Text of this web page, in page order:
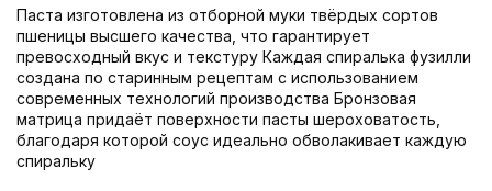
Паста изготовлена из отборной муки твёрдых сортов
пшеницы высшего качества, что гарантирует
превосходный вкус и текстуру Каждая спиралька фузилли
создана по старинным рецептам с использованием
современных технологий производства Бронзовая
матрица придаёт поверхности пасты шероховатость,
благодаря которой соус идеально обволакивает каждую
спиральку